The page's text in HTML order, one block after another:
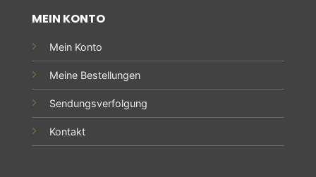
MEIN KONTO
Mein Konto
Meine Bestellungen
Sendungsverfolgung
Kontakt